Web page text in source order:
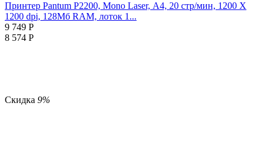
Принтер Pantum P2200, Mono Laser, А4, 20 стр/мин, 1200 X
1200 dpi, 128Мб RAM, лоток 1...
9 749 Р
8 574 Р
Скидка 9%